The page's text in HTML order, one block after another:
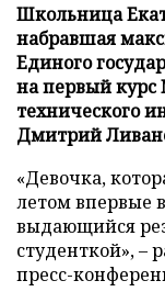
Школьница
набравшая
Единого
на первый курс
технического
Дмитрий
«Девочка,
летом впервые
выдающийся
студенткой», –
пресс-